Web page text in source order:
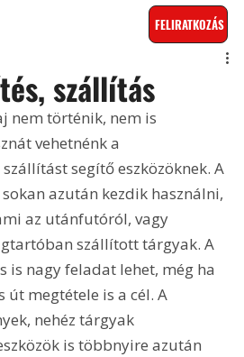
FELIRATKOZÁS
szállítás
nem történik, nem is
vehetnénk a
segítő eszközöknek. A
azután kezdik használni,
az utánfutóról, vagy
szállított tárgyak. A
is nagy feladat lehet, még ha
út megtétele is a cél. A
nehéz tárgyak
is többnyire azután